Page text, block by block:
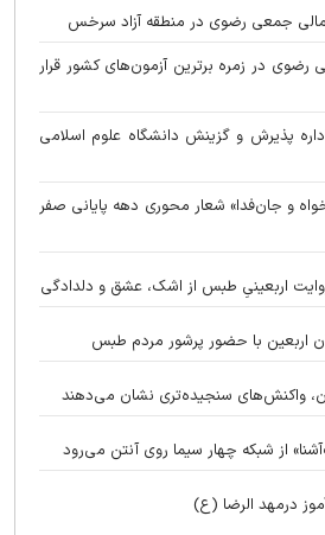
جمعی رضوی در منطقه آزاد سرخس
رضوی در زمره برترین آزمون‌های کشور قرار
پذیرش و گزینش دانشگاه علوم اسلامی
و جان‌فدا» شعار محوری دهه پایانی صفر
اربعینیِ طبس از اشک، عشق و دلدادگی
اربعین با حضور پرشور مردم طبس
واکنش‌های سنجیده‌تری نشان می‌دهند
از شبکه چهار سیما روی آنتن می‌رود